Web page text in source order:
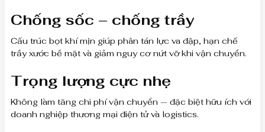
Chống sốc – chống trầy
Cấu trúc bọt khí mịn giúp phân tán lực va đập, hạn chế
trầy xước bề mặt và giảm nguy cơ nứt vỡ khi vận chuyển.
Trọng lượng cực nhẹ
Không làm tăng chi phí vận chuyển — đặc biệt hữu ích với
doanh nghiệp thương mại điện tử và logistics.